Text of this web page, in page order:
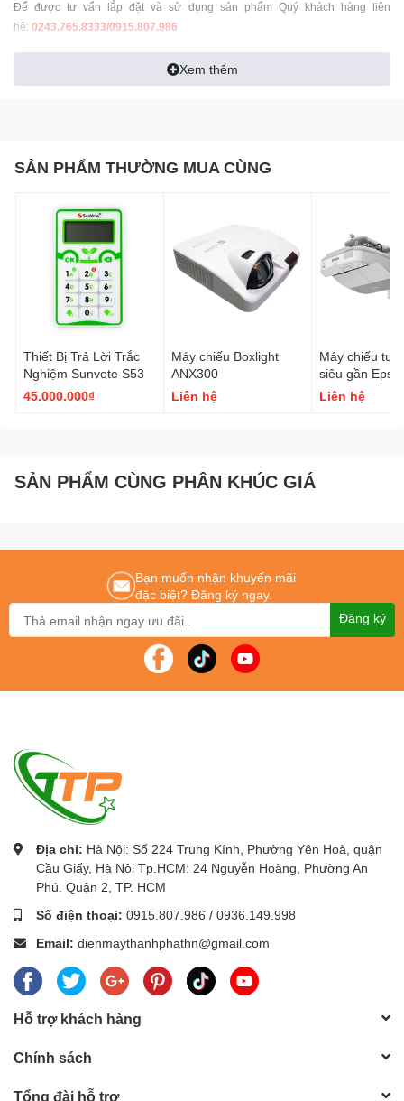
Để được tư vấn lắp đặt và sử dụng sản phẩm Quý khách hàng liên
hệ: 0243.765.8333/0915.807.986
Xem thêm
SẢN PHẨM THƯỜNG MUA CÙNG
Thiết Bị Trả Lời Trắc
Nghiệm Sunvote S53
45.000.000₫
Máy chiếu Boxlight
ANX300
Liên hệ
Máy chiếu
siêu gần
EB-685W
Liên hệ
SẢN PHẨM CÙNG PHÂN KHÚC GIÁ
Bạn muốn nhận khuyến mãi
đặc biệt? Đăng ký ngay.
Đăng ký
Địa chỉ: Hà Nội: Số 224 Trung Kính, Phường Yên Hoà, quận
Cầu Giấy, Hà Nội Tp.HCM: 24 Nguyễn Hoàng, Phường An
Phú. Quận 2, TP. HCM
Số điện thoại: 0915.807.986 / 0936.149.998
Email: dienmaythanhphathn@gmail.com
Hỗ trợ khách hàng
Chính sách
Tổng đài hỗ trợ